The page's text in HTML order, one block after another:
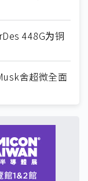
448G为铜
舍超微全面